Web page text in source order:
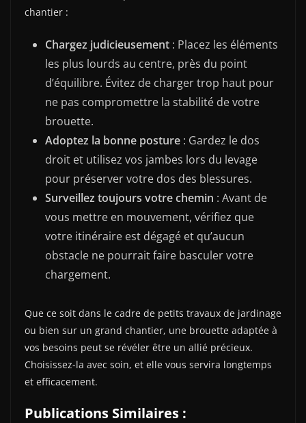
chantier :
Chargez judicieusement : Placez les éléments
les plus lourds au centre, près du point
d’équilibre. Évitez de charger trop haut pour
ne pas compromettre la stabilité de votre
brouette.
Adoptez la bonne posture : Gardez le dos
droit et utilisez vos jambes lors du levage
pour préserver votre dos des blessures.
Surveillez toujours votre chemin : Avant de
vous mettre en mouvement, vérifiez que
votre itinéraire est dégagé et qu’aucun
obstacle ne pourrait faire basculer votre
chargement.
Que ce soit dans le cadre de petits travaux de jardinage
ou bien sur un grand chantier, une brouette adaptée à
vos besoins peut se révéler être un allié précieux.
Choisissez-la avec soin, et elle vous servira longtemps
et efficacement.
Publications Similaires :